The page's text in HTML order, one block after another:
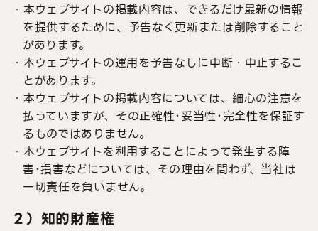
・本ウェブサイトの掲載内容は、できるだけ最新の情報
を提供するために、予告なく更新または削除すること
があります。
・本ウェブサイトの運用を予告なしに中断・中止するこ
とがあります。
・本ウェブサイトの掲載内容については、細心の注意を
払っていますが、その正確性･妥当性･完全性を保証す
るものではありません。
・本ウェブサイトを利用することによって発生する障
害･損害などについては、その理由を問わず、当社は
一切責任を負いません。
２）知的財産権